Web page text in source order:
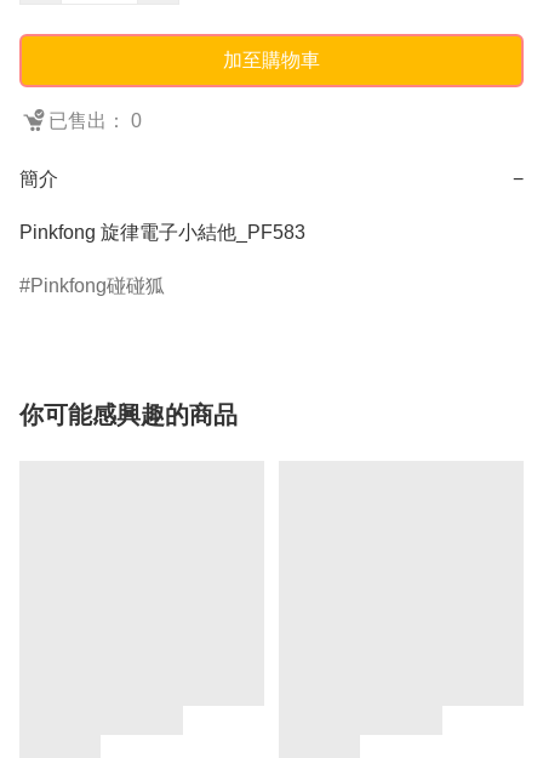
加至購物車
已售出： 0
簡介 −
Pinkfong 旋律電子小結他_PF583
Pinkfong碰碰狐
你可能感興趣的商品